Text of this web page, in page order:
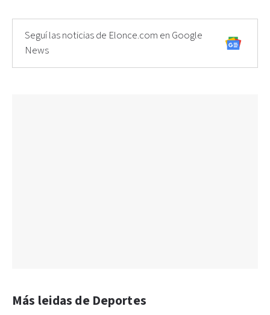
Seguí las noticias de Elonce.com en Google
News
Más leidas de Deportes